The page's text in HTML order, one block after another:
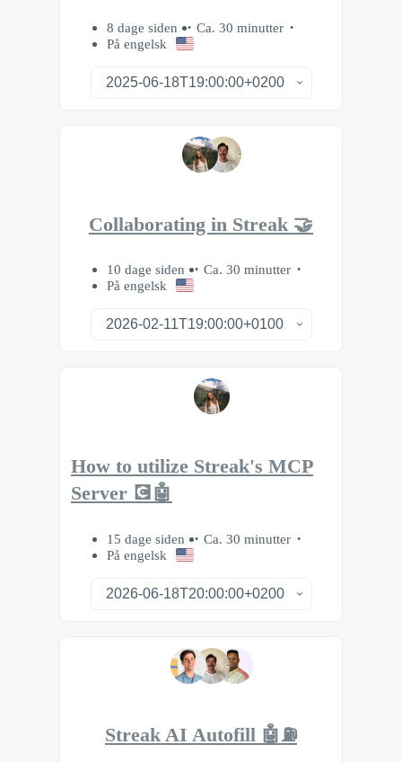
8 dage siden
Ca. 30 minutter
På engelsk
Collaborating in Streak 🤝
10 dage siden
Ca. 30 minutter
På engelsk
How to utilize Streak's MCP
Server 💽🤖
15 dage siden
Ca. 30 minutter
På engelsk
Streak AI Autofill 🤖⛽️